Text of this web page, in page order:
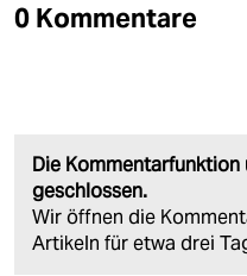
0 Kommentare
Die
geschlossen.
Wir öffnen die
Artikeln für etwa drei